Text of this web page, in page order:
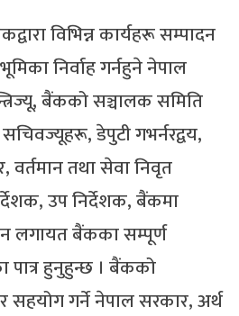
विभिन्न कार्यहरू सम्पादन
निर्वाह गर्नहुने नेपाल
बैंकको सञ्चालक समिति
डेपुटी गभर्नरद्वय,
वर्तमान तथा सेवा निवृत
उप निर्देशक, बैंकमा
लगायत बैंकका सम्पूर्ण
पात्र हुनुहुन्छ । बैंकको
सहयोग गर्ने नेपाल सरकार, अर्थ